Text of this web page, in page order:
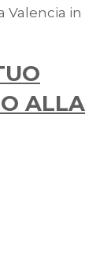
Valencia in
ALLA